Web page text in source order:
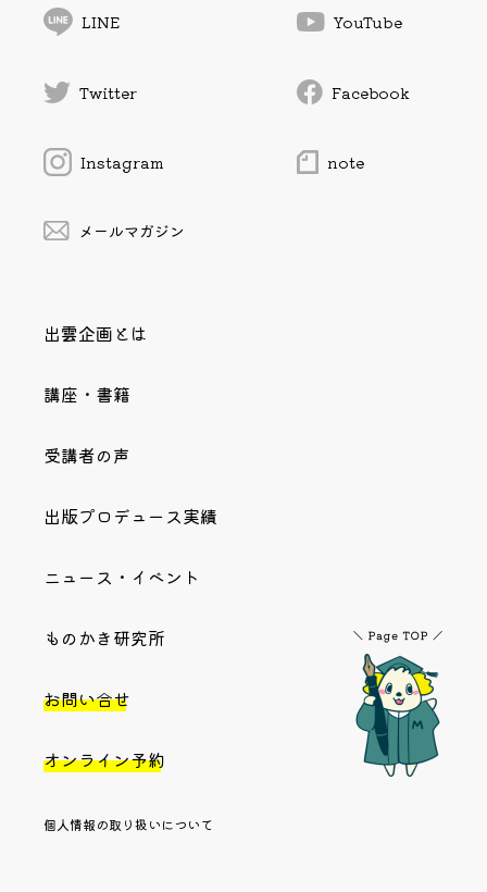
LINE YouTube
Twitter Facebook
Instagram note
メールマガジン
出雲企画とは
講座・書籍
受講者の声
出版プロデュース実績
ニュース・イベント
ものかき研究所
お問い合せ
オンライン予約
個人情報の取り扱いについて